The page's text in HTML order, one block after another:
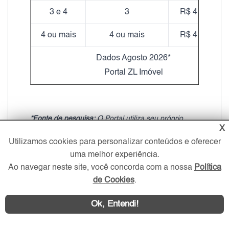
3 e 4 3 R$ 4.303,92
4 ou mais 4 ou mais R$ 4.463,96
Dados Agosto 2026*
Portal ZL Imóvel
*Fonte de pesquisa:O Portal utiliza seu próprio
de preços apresentada na tabela. A análise
considera imóveis com as mesmas características
em relação ao bairro, número de dormitórios e
vagas. No entanto, os valores podem variar devido
a outros fatores, como padrão de acabamento,
mobília, decoração, localização exata, idade do
X
Utilizamos cookies para personalizar conteúdos e oferecer
uma melhor experiência.
Ao navegar neste site, você concorda com a nossa Política
de Cookies.
Ok, Entendi!